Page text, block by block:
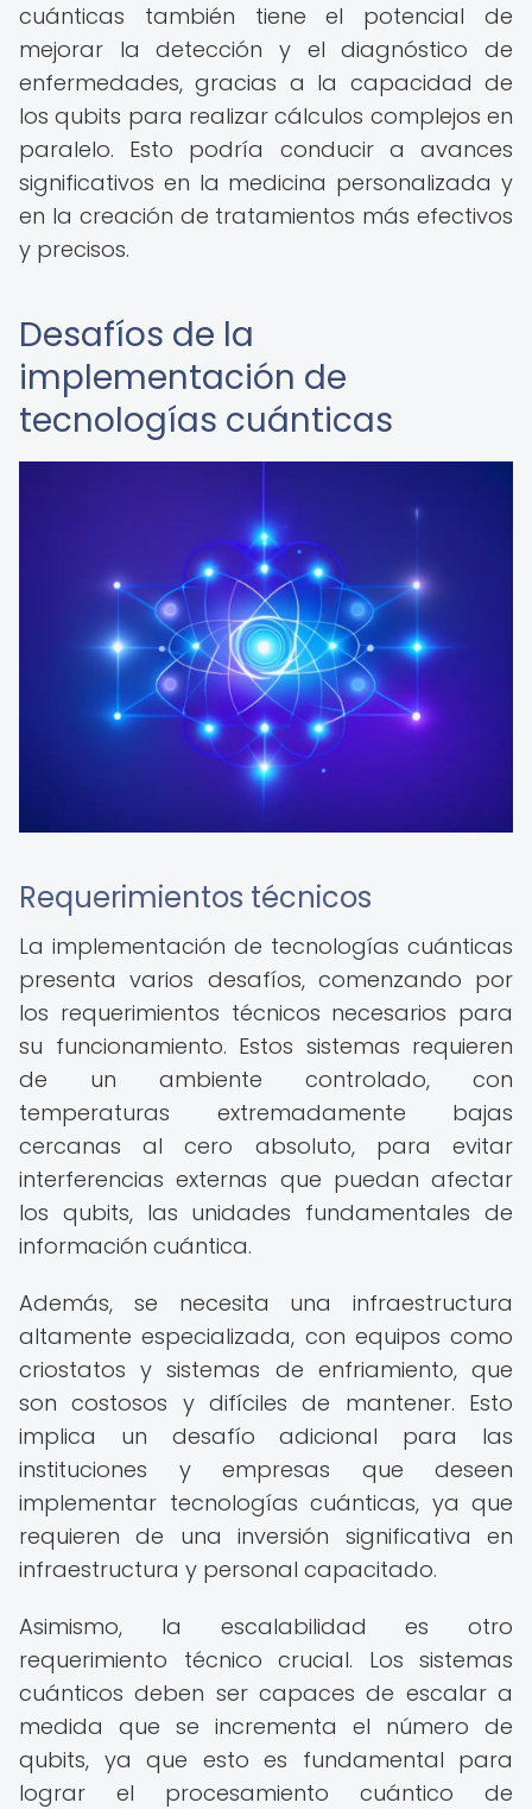
cuánticas también tiene el potencial de
mejorar la detección y el diagnóstico de
enfermedades, gracias a la capacidad de
los qubits para realizar cálculos complejos en
paralelo. Esto podría conducir a avances
significativos en la medicina personalizada y
en la creación de tratamientos más efectivos
y precisos.
Desafíos de la
implementación de
tecnologías cuánticas
Requerimientos técnicos
La implementación de tecnologías cuánticas
presenta varios desafíos, comenzando por
los requerimientos técnicos necesarios para
su funcionamiento. Estos sistemas requieren
de un ambiente controlado, con
temperaturas extremadamente bajas
cercanas al cero absoluto, para evitar
interferencias externas que puedan afectar
los qubits, las unidades fundamentales de
información cuántica.
Además, se necesita una infraestructura
altamente especializada, con equipos como
criostatos y sistemas de enfriamiento, que
son costosos y difíciles de mantener. Esto
implica un desafío adicional para las
instituciones y empresas que deseen
implementar tecnologías cuánticas, ya que
requieren de una inversión significativa en
infraestructura y personal capacitado.
Asimismo, la escalabilidad es otro
requerimiento técnico crucial. Los sistemas
cuánticos deben ser capaces de escalar a
medida que se incrementa el número de
qubits, ya que esto es fundamental para
lograr el procesamiento cuántico de